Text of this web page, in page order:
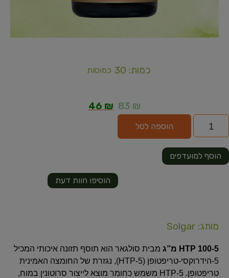
כמות: 30 כמוסות
83 ₪
46 ₪
הוספה לסל
הוסיפו חוות דעת
הוסף למועדפים
מותג: Solgar
5-HTP 100 מ”ג
מבית סולגאר הוא תוסף תזונה איכותי המכיל
5-הידרוקסי-טריפטופן (5-HTP), נגזרת של החומצה האמינית
טריפטופן. 5-HTP משמש כחומר מוצא לייצור סרוטונין במוח,